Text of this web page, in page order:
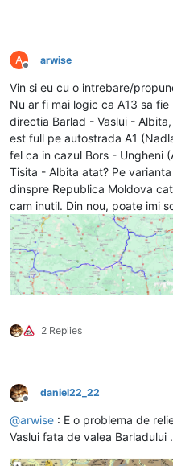
A
Deconectat
arwise
Vin si eu cu o intrebare/
Nu ar fi mai logic ca A13 sa
directia Barlad - Vaslui -
est full pe autostrada A1
fel ca in cazul Bors - Ungheni
Tisita - Albita atat? Pe
dinspre Republica Moldova
cam inutil. Din nou, poate imi
2 Replies
Deconectat
daniel22_22
@arwise : E o problema de
Vaslui fata de valea Barladului .